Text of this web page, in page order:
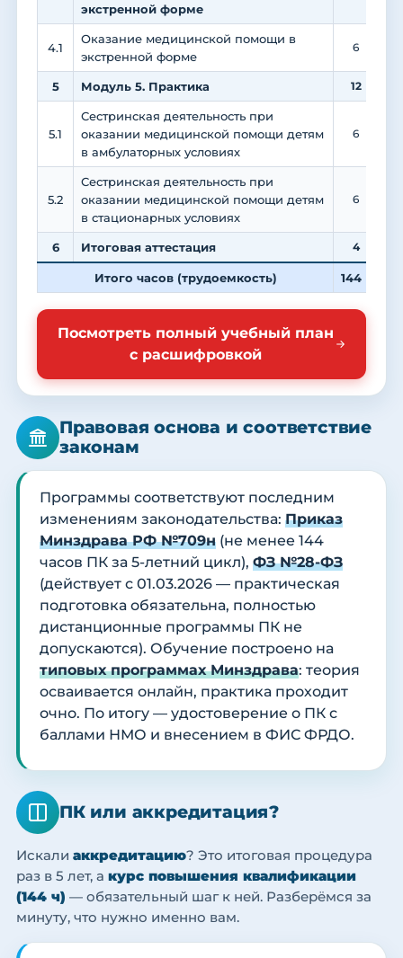
экстренной форме
4.1
Оказание медицинской помощи в
экстренной форме
6
5 Модуль 5. Практика 12
5.1
Сестринская деятельность при
оказании медицинской помощи детям
в амбулаторных условиях
6
5.2
Сестринская деятельность при
оказании медицинской помощи детям
в стационарных условиях
6
6 Итоговая аттестация 4
Итого часов (трудоемкость) 144
Посмотреть полный учебный план
с расшифровкой
Правовая основа и соответствие
законам
Программы соответствуют последним
изменениям законодательства: Приказ
Минздрава РФ №709н (не менее 144
часов ПК за 5-летний цикл), ФЗ №28-ФЗ
(действует с 01.03.2026 — практическая
подготовка обязательна, полностью
дистанционные программы ПК не
допускаются). Обучение построено на
типовых программах Минздрава: теория
осваивается онлайн, практика проходит
очно. По итогу — удостоверение о ПК с
баллами НМО и внесением в ФИС ФРДО.
ПК или аккредитация?
Искали аккредитацию? Это итоговая процедура
раз в 5 лет, а курс повышения квалификации
(144 ч) — обязательный шаг к ней. Разберёмся за
минуту, что нужно именно вам.